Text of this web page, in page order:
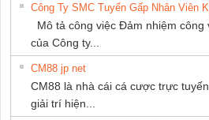
Công Ty SMC Tuyển Gấp Nhân Viên
Mô tả công việc Đảm nhiệm công
của Công ty...
CM88 jp net
CM88 là nhà cái cá cược trực
giải trí hiện...